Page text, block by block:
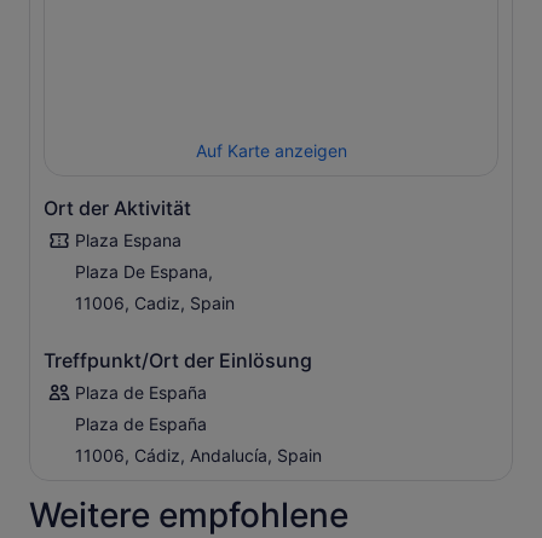
Auf Karte anzeigen
Ort der Aktivität
Plaza Espana
Plaza De Espana,
11006, Cadiz, Spain
Treffpunkt/Ort der Einlösung
Plaza de España
Plaza de España
11006, Cádiz, Andalucía, Spain
Weitere empfohlene